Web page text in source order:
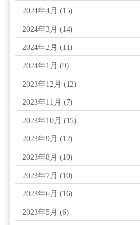
2024年4月 (15)
2024年3月 (14)
2024年2月 (11)
2024年1月 (9)
2023年12月 (12)
2023年11月 (7)
2023年10月 (15)
2023年9月 (12)
2023年8月 (10)
2023年7月 (10)
2023年6月 (16)
2023年5月 (6)